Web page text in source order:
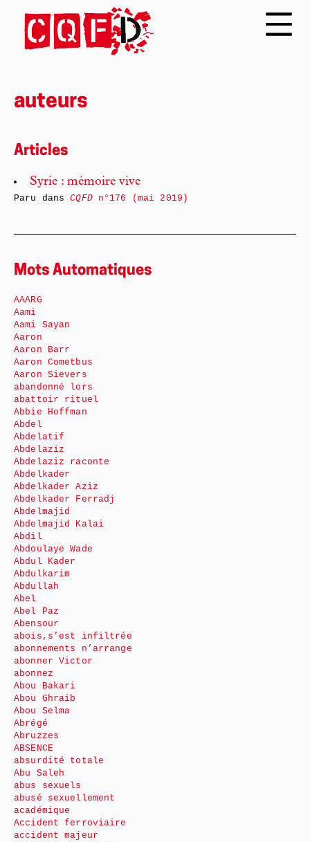
auteurs
Articles
Syrie : mémoire vive
Paru dansCQFDn°176 (mai 2019)
Mots Automatiques
AAARG
Aami
Aami Sayan
Aaron
Aaron Barr
Aaron Cometbus
Aaron Sievers
abandonné lors
abattoir rituel
Abbie Hoffman
Abdel
Abdelatif
Abdelaziz
Abdelaziz raconte
Abdelkader
Abdelkader Aziz
Abdelkader Ferradj
Abdelmajid
Abdelmajid Kalai
Abdil
Abdoulaye Wade
Abdul Kader
Abdulkarim
Abdullah
Abel
Abel Paz
Abensour
abois,s’est infiltrée
abonnements n’arrange
abonner Victor
abonnez
Abou Bakari
Abou Ghraib
Abou Selma
Abrégé
Abruzzes
ABSENCE
absurdité totale
Abu Saleh
abus sexuels
abusé sexuellement
académique
Accident ferroviaire
accident majeur